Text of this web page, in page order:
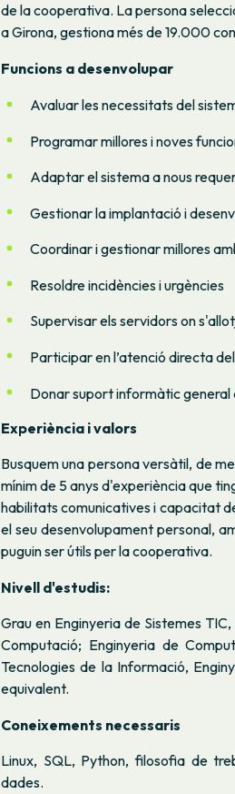
de la cooperativa. La persona
a Girona, gestiona més de 19.000
Funcions a desenvolupar
Avaluar les necessitats del
Programar millores i noves
Adaptar el sistema a nous
Gestionar la implantació i
Coordinar i gestionar millores
Resoldre incidències i urgències
Supervisar els servidors on
Participar en l’atenció directa
Donar suport informàtic general
Experiència i valors
Busquem una persona versàtil, de
mínim de 5 anys d'experiència que
habilitats comunicatives i capacitat
el seu desenvolupament personal,
puguin ser útils per la cooperativa.
Nivell d'estudis:
Grau en Enginyeria de Sistemes
Computació; Enginyeria de
Tecnologies de la Informació,
equivalent.
Coneixements necessaris
Linux, SQL, Python, filosofia de
dades.